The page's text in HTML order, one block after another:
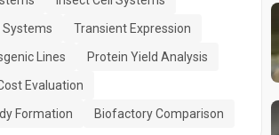
Systems
Transient Expression
Lines
Protein Yield Analysis
Evaluation
Formation
Biofactory Comparison